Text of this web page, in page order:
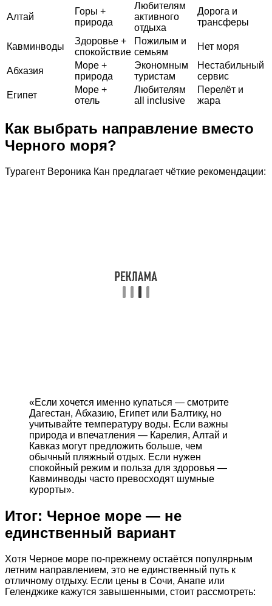
Алтай
Горы +
природа
Любителям
активного
отдыха
Дорога и
трансферы
Кавминводы
Здоровье +
спокойствие
Пожилым и
семьям
Нет моря
Абхазия
Море +
природа
Экономным
туристам
Нестабильный
сервис
Египет
Море +
отель
Любителям
all inclusive
Перелёт и
жара
Как выбрать направление вместо
Черного моря?
Турагент Вероника Кан предлагает чёткие рекомендации:
«Если хочется именно купаться — смотрите
Дагестан, Абхазию, Египет или Балтику, но
учитывайте температуру воды. Если важны
природа и впечатления — Карелия, Алтай и
Кавказ могут предложить больше, чем
обычный пляжный отдых. Если нужен
спокойный режим и польза для здоровья —
Кавминводы часто превосходят шумные
курорты».
Итог: Черное море — не
единственный вариант
Хотя Черное море по-прежнему остаётся популярным
летним направлением, это не единственный путь к
отличному отдыху. Если цены в Сочи, Анапе или
Геленджике кажутся завышенными, стоит рассмотреть: